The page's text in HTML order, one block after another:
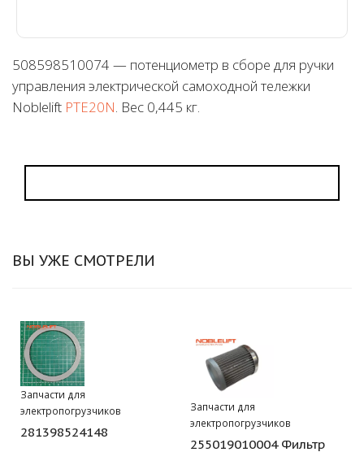
508598510074 — потенциометр в сборе для ручки
управления электрической самоходной тележки
Noblelift PTE20N. Вес 0,445 кг.
ВЫ УЖЕ СМОТРЕЛИ
Запчасти для
электропогрузчиков
281398524148
Запчасти для
электропогрузчиков
255019010004 Фильтр